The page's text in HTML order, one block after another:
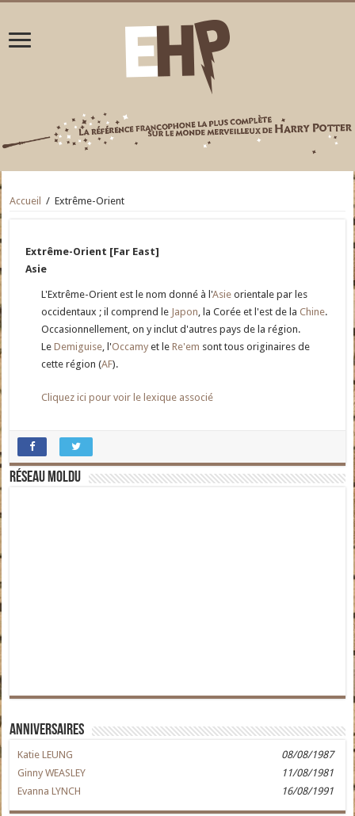
Accueil / Extrême-Orient
Extrême-Orient [Far East]
Asie
L'Extrême-Orient est le nom donné à l'Asie orientale par les
occidentaux ; il comprend le Japon, la Corée et l'est de laChine.
Occasionnellement, on y inclut d'autres pays de la région.
LeDemiguise, l'Occamy et leRe'em sont tous originaires de
cette région (AF).
Cliquez ici pour voir le lexique associé
Réseau moldu
Anniversaires
Katie LEUNG
08/08/1987
Ginny WEASLEY
11/08/1981
Evanna LYNCH
16/08/1991